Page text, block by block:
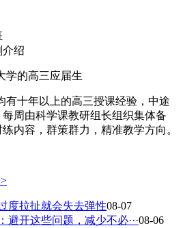
介绍
学的高三应届生
有十年以上的高三授课经验，中途
周由科学课教研组长组织集体备
内容，群策群力，精准教学方向。
度拉扯就会失去弹性08-07
避开这些问题，减少不必···08-06